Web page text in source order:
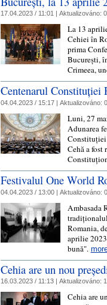
17.04.2023 / 11:01 | Aktualizováno:
La 13
Cehiei în
prima
București,
Crimeea,
Centenarul Constituției
04.04.2023 / 15:17 | Aktualizováno:
Luni, 27
Adunarea
Cehă a fost
Festivalul One World
04.04.2023 / 13:00 | Aktualizováno:
Ambasada
Romania,
aprilie
bună".
Cehia are un nou
16.03.2023 / 11:13 | Aktualizováno:
Cehia are